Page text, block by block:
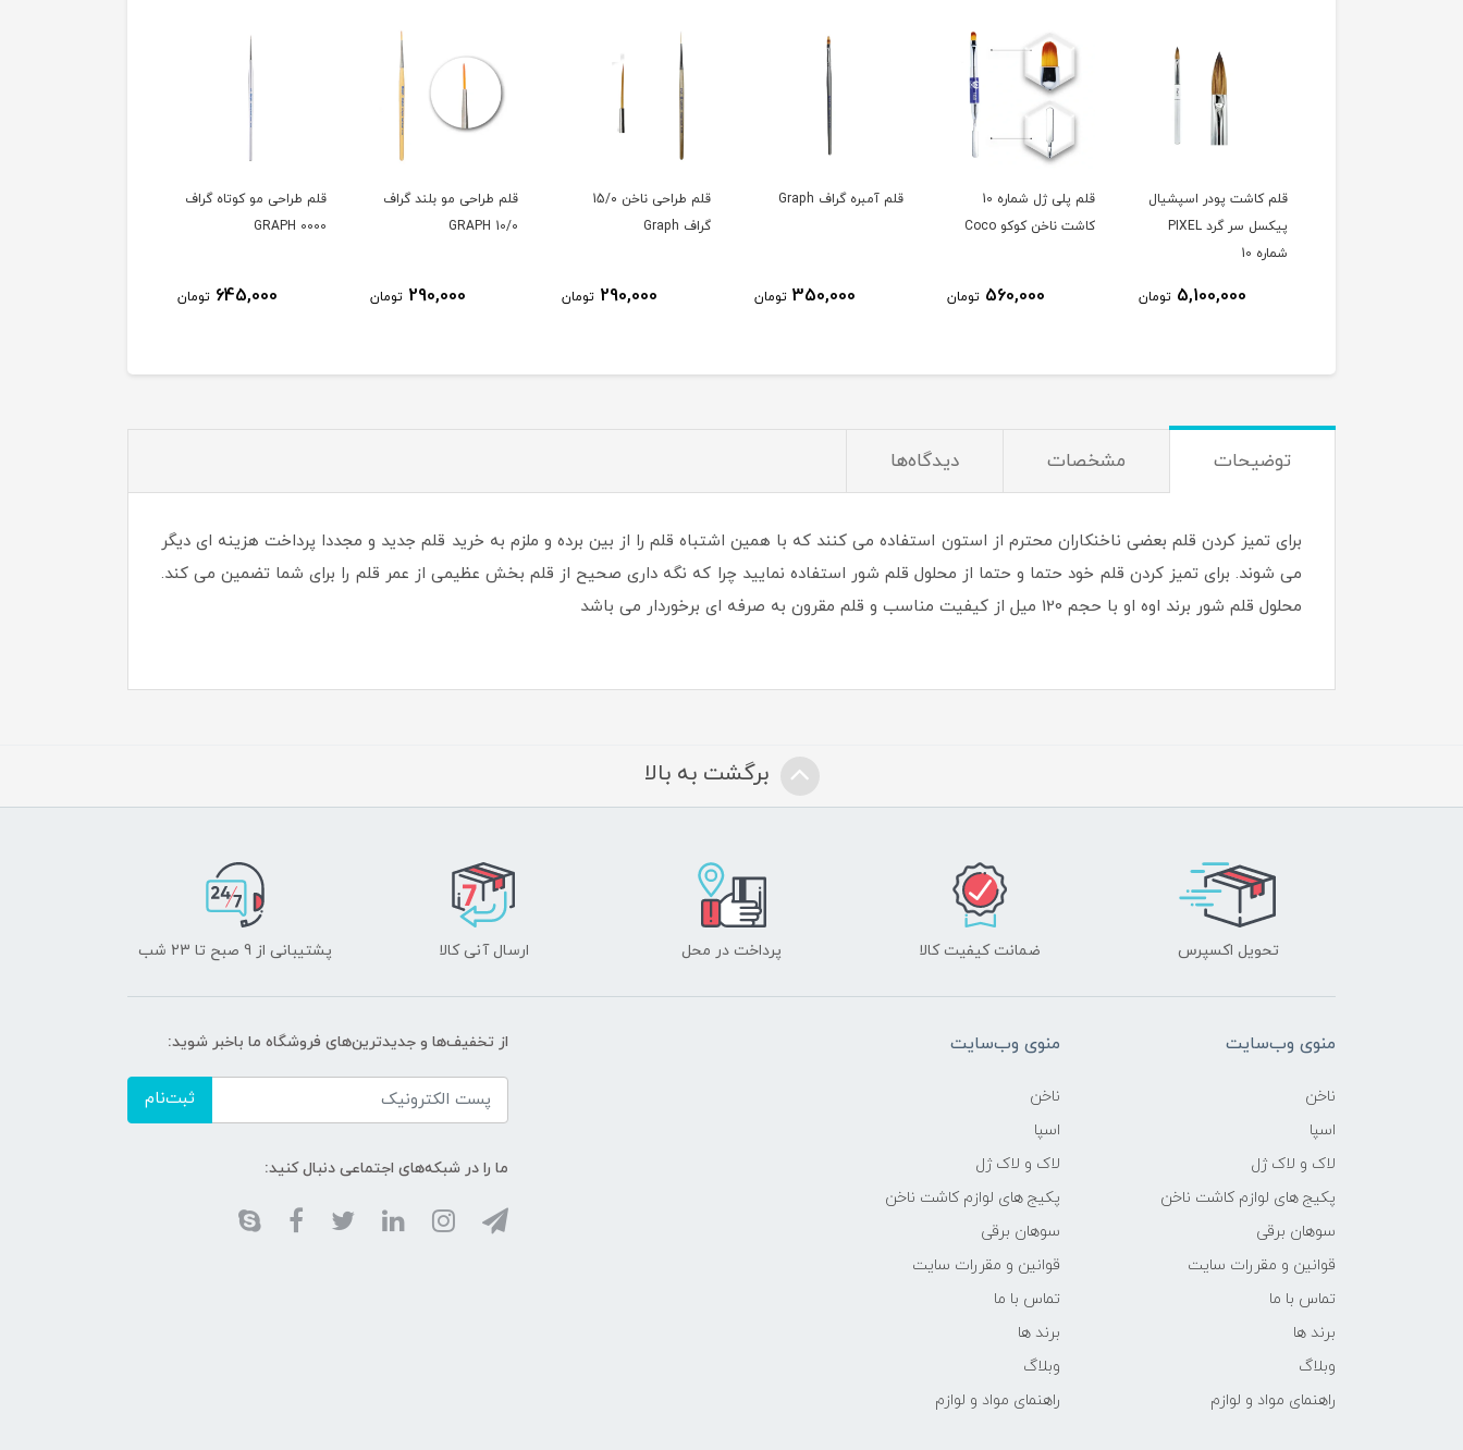
قلم کاشت پودر اسپشيال
پیکسل سر گرد PIXEL
شماره 10
5,100,000 تومان
قلم پلی ژل شماره 10
کاشت ناخن کوکو Coco
560,000 تومان
قلم آمبره گراف Graph
350,000 تومان
قلم طراحی ناخن 15/۰
گراف Graph
290,000 تومان
قلم طراحی مو بلند گراف
10/0 GRAPH
290,000 تومان
قلم طراحی مو کوتاه گراف
0000 GRAPH
645,000 تومان
توضیحات مشخصات دیدگاه‌ها
برای تمیز کردن قلم بعضی ناخنکاران محترم از استون استفاده می کنند که با همین اشتباه قلم را از بین برده و ملزم به خرید قلم جدید و مجددا پرداخت هزینه ای دیگر
می شوند. برای تمیز کردن قلم خود حتما و حتما از محلول قلم شور استفاده نمایید چرا که نگه داری صحیح از قلم بخش عظیمی از عمر قلم را برای شما تضمین می کند.
محلول قلم شور برند اوه او با حجم 120 میل از کیفیت مناسب و قلم مقرون به صرفه ای برخوردار می باشد
برگشت به بالا
تحویل اکسپرس ضمانت کیفیت کالا پرداخت در محل ارسال آنی کالا پشتیبانی از 9 صبح تا 23 شب
منوی وب‌سایت
ناخن
اسپا
لاک و لاک ژل
پکیج های لوازم کاشت ناخن
سوهان برقی
قوانین و مقررات سایت
تماس با ما
برند ها
وبلاگ
راهنمای مواد و لوازم
منوی وب‌سایت
ناخن
اسپا
لاک و لاک ژل
پکیج های لوازم کاشت ناخن
سوهان برقی
قوانین و مقررات سایت
تماس با ما
برند ها
وبلاگ
راهنمای مواد و لوازم
از تخفیف‌ها و جدیدترین‌های فروشگاه ما باخبر شوید:
ثبت‌نام
ما را در شبکه‌های اجتماعی دنبال کنید: